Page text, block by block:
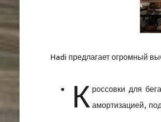
Hadi предлагает огромный
К россовки для
амортизацией,